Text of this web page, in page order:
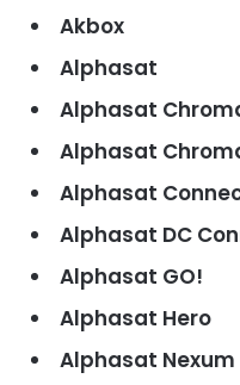
Akbox
Alphasat
Alphasat
Alphasat
Alphasat
Alphasat DC
Alphasat GO!
Alphasat Hero
Alphasat Nexum